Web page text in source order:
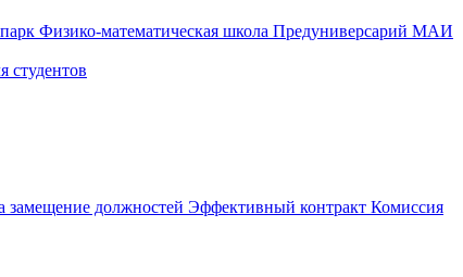
Физико-математическая школа Предуниверсарий МАИ
студентов
должностей Эффективный контракт Комиссия